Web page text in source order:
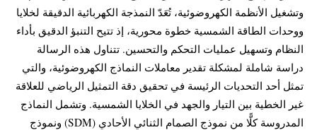
وتشغيل الأنظمة الكهروضوئية، تُعَدّ النمذجة الكهربائية الدقيقة لخلايا
ووحدات الطاقة الشمسية خطوة محورية، إذ تتيح التنبؤ الدقيق بأداء
النظام وتسهيل عمليات التحكم والتحسين. تتناول هذه الرسالة
دراسة شاملة لمشكلة تقدير معاملات النماذج الكهروضوئية، والتي
تمثل أحد التحديات الرئيسة في تحقيق دقة التمثيل الرياضي للعلاقة
غير الخطية بين التيار والجهد في الخلايا الشمسية. وتشمل النماذج
المدروسة كلًّا من نموذج الصمام الثنائي الأحادي (SDM) ونموذج